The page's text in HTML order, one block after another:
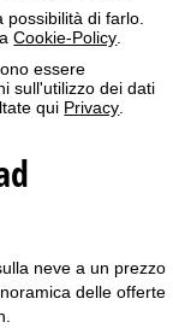
di farlo.
Cookie-Policy
essere
sull'utilizzo dei dati
qui Privacy
neve a un prezzo
delle offerte